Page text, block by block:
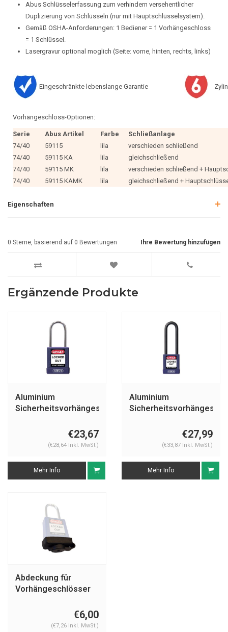
Abus Schlüsselerfassung zum verhindern versehentlicher
Duplizierung von Schlüsseln (nur mit Hauptschlüsselsystem).
Gemäß OSHA-Anforderungen: 1 Bediener = 1 Vorhängeschloss
= 1 Schlüssel.
Lasergravur optional moglich (Seite: vorne, hinten, rechts, links)
Eingeschränkte lebenslange Garantie
Vorhängeschloss-Optionen:
Serie Abus Artikel Farbe
Schließanlage
74/40
59115 lila
verschieden schließend
74/40
59115 KA lila
gleichschließend
74/40
59115 MK lila
verschieden schließend +
74/40
59115 KAMK lila gleichschließend +
Eigenschaften
Ihre Bewertung hinzufügen
0 Sterne, basierend auf 0 Bewertungen
Ergänzende Produkte
Aluminium
Sicherheitsvorhängeschloss
€23,67
(€28,64 Inkl. MwSt.)
Mehr Info
Aluminium
74/40HB75 lila€27,99
(€33,87 Inkl. MwSt.)
Mehr Info
Abdeckung für
Vorhängeschlösser
€6,00
(€7,26 Inkl. MwSt.)